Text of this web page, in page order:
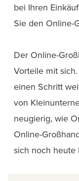
bei Ihren
Sie den Online-
Der Online-
Vorteile mit
einen Schritt
von
neugierig, wie
Online-
sich noch heute